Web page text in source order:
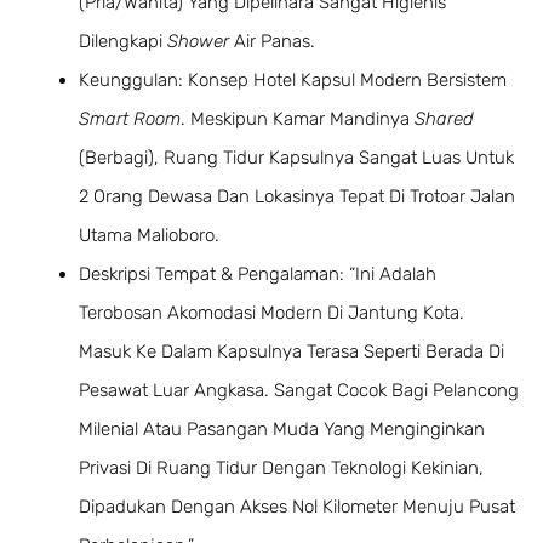
Dilengkapi ShowerAir Panas.
Keunggulan: Konsep Hotel Kapsul Modern Bersistem
Smart Room. Meskipun Kamar Mandinya Shared
(berbagi), Ruang Tidur Kapsulnya Sangat Luas Untuk
2 Orang Dewasa Dan Lokasinya Tepat Di Trotoar Jalan
Utama Malioboro.
Deskripsi Tempat & Pengalaman: “Ini Adalah
Terobosan Akomodasi Modern Di Jantung Kota.
Masuk Ke Dalam Kapsulnya Terasa Seperti Berada Di
Pesawat Luar Angkasa. Sangat Cocok Bagi Pelancong
Milenial Atau Pasangan Muda Yang Menginginkan
Privasi Di Ruang Tidur Dengan Teknologi Kekinian,
Dipadukan Dengan Akses Nol Kilometer Menuju Pusat